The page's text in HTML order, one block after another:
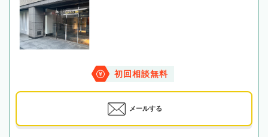
初回相談無料
メールする